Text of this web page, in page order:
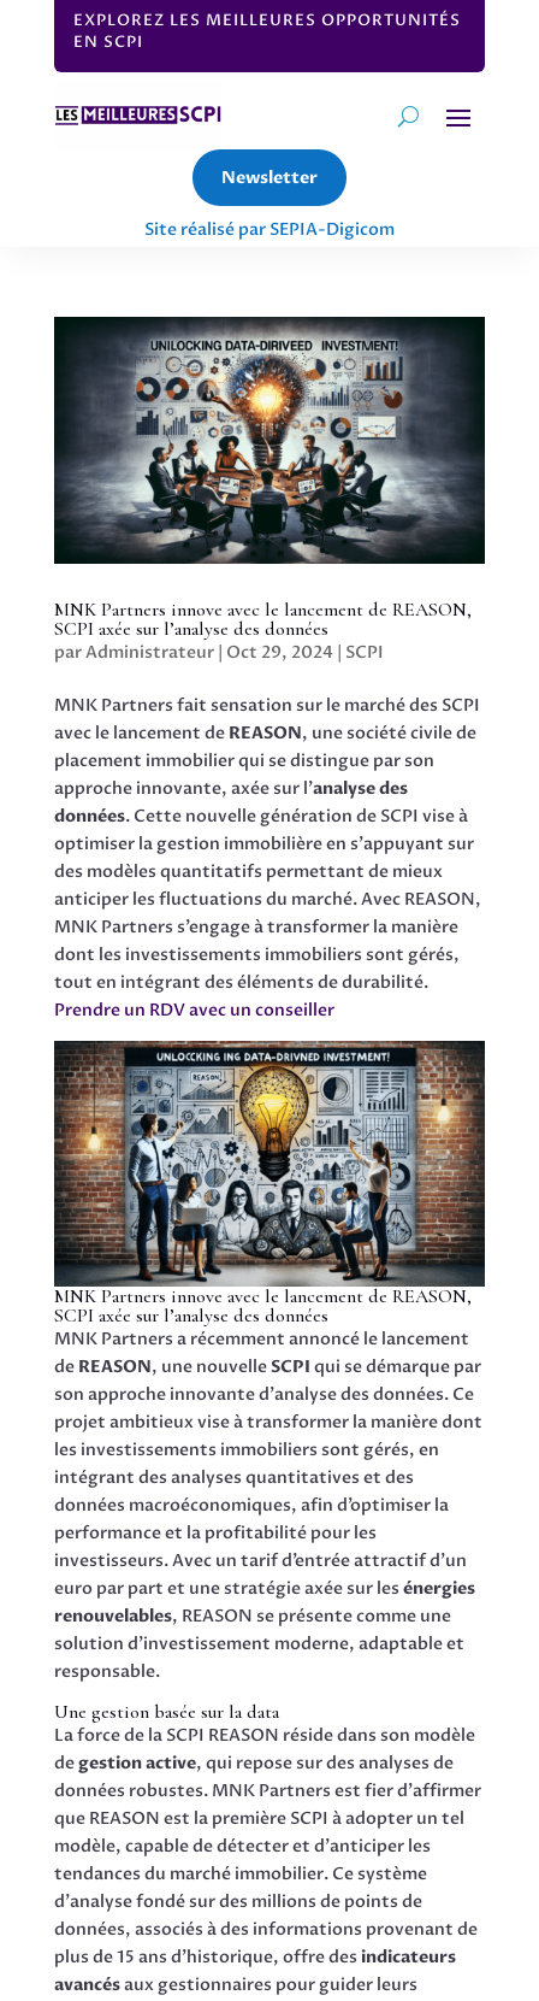
EXPLOREZ LES MEILLEURES OPPORTUNITÉS
EN SCPI
Newsletter
Site réalisé par SEPIA-Digicom
MNK Partners innove avec le lancement de REASON,
SCPI axée sur l’analyse des données
parAdministrateur| Oct 29, 2024| SCPI
MNK Partners fait sensation sur le marché des SCPI
avec le lancement de REASON, une société civile de
placement immobilier qui se distingue par son
approche innovante, axée sur l’analyse des
données. Cette nouvelle génération de SCPI vise à
optimiser la gestion immobilière en s’appuyant sur
des modèles quantitatifs permettant de mieux
anticiper les fluctuations du marché. Avec REASON,
MNK Partners s’engage à transformer la manière
dont les investissements immobiliers sont gérés,
tout en intégrant des éléments de durabilité.
Prendre un RDV avec un conseiller
MNK Partners innove avec le lancement de REASON,
SCPI axée sur l’analyse des données
MNK Partners a récemment annoncé le lancement
de REASON, une nouvelleSCPI qui se démarque par
son approche innovante d’analyse des données. Ce
projet ambitieux vise à transformer la manière dont
les investissements immobiliers sont gérés, en
intégrant des analyses quantitatives et des
données macroéconomiques, afin d’optimiser la
performance et la profitabilité pour les
investisseurs. Avec un tarif d’entrée attractif d’un
euro par part et une stratégie axée sur les énergies
renouvelables, REASON se présente comme une
solution d’investissement moderne, adaptable et
responsable.
Une gestion basée sur la data
La force de la SCPI REASON réside dans son modèle
degestion active, qui repose sur des analyses de
données robustes. MNK Partners est fier d’affirmer
que REASON est la première SCPI à adopter un tel
modèle, capable de détecter et d’anticiper les
tendances du marché immobilier. Ce système
d’analyse fondé sur des millions de points de
données, associés à des informations provenant de
plus de 15 ans d’historique, offre des indicateurs
avancésaux gestionnaires pour guider leurs